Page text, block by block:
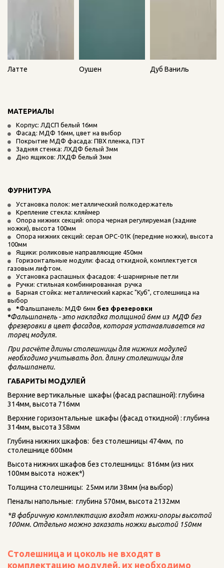
Латте Оушен Дуб Ваниль
МАТЕРИАЛЫ
Корпус: ЛДСП белый 16мм
Фасад: МДФ 16мм, цвет на выбор
Покрытие МДФ фасада: ПВХ пленка, ПЭТ
Задняя стенка: ЛХДФ белый 3мм
Дно ящиков: ЛХДФ белый 3мм
ФУРНИТУРА
Установка полок: металлический полкодержатель
Крепление стекла: кляймер
Опора нижних секций: опора черная регулируемая (задние
ножки), высота 100мм
Опора нижних секций: серая ОРС-01К (передние ножки), высота
100мм
Ящики: роликовые направляющие 450мм
Горизонтальные модули: фасад откидной, комплектуется
газовым лифтом.
Установка распашных фасадов: 4-шарнирные петли
Ручки: стильная комбинированная  ручка
Барная стойка: металлический каркас "Куб", столешница на
выбор
*Фальшпанель: МДФ 6мм без фрезеровки
*Фальшпанель - это накладка толщиной 6мм из  МДФ без
фрезеровки в цвет фасадов, которая устанавливается на
торец модуля.
При расчёте длины столешницы для нижних модулей
необходимо учитывать доп. длину столешницы для
фальшпанели.
ГАБАРИТЫ МОДУЛЕЙ
Верхние вертикальные  шкафы (фасад распашной): глубина
314мм, высота 716мм
Верхние горизонтальные  шкафы (фасад откидной) : глубина
314мм, высота 358мм
Глубина нижних шкафов:  без столешницы 474мм,  по
столешнице 600мм
Высота нижних шкафов без столешницы:  816мм (из них
100мм высота  ножек*)
Толщина столешницы:  25мм или 38мм (на выбор)
Пеналы напольные:  глубина 570мм, высота 2132мм
*В фабричную комплектацию входят ножки-опоры высотой
100мм. Отдельно можно заказать ножки высотой 150мм
Столешница и цоколь не входят в
комплектацию модулей, их необходимо